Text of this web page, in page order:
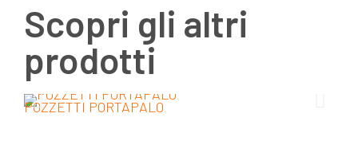
Scopri gli altri
prodotti
POZZETTI PORTAPALO